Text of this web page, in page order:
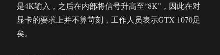
是4K输入，之后在内部将信号升高至“8K”，因此在对
显卡的要求上并不算苛刻，工作人员表示GTX 1070足
矣。